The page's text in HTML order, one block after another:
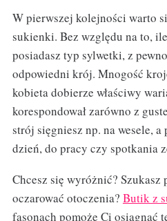
W pierwszej kolejności warto
sukienki. Bez względu na to,
posiadasz typ sylwetki, z
odpowiedni krój. Mnogość
kobieta dobierze właściwy
korespondował zarówno z
strój sięgniesz np. na wesele,
dzień, do pracy czy spotkania
Chcesz się wyróżnić? Szukasz
oczarować otoczenia? Butik z
fasonach pomoże Ci osiągnąć